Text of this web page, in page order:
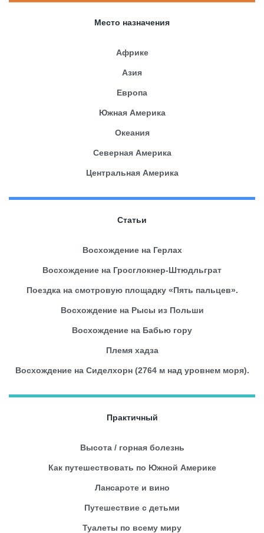
Место назначения
Африке
Азия
Европа
Южная Америка
Океания
Северная Америка
Центральная Америка
Статьи
Восхождение на Герлах
Восхождение на Гросглокнер-Штюдльграт
Поездка на смотровую площадку «Пять пальцев».
Восхождение на Рысы из Польши
Восхождение на Бабью гору
Племя хадза
Восхождение на Сиделхорн (2764 м над уровнем моря).
Практичный
Высота / горная болезнь
Как путешествовать по Южной Америке
Лансароте и вино
Путешествие с детьми
Туалеты по всему миру